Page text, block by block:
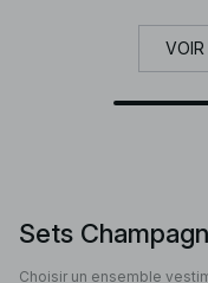
Sets
Choisir un ensemble